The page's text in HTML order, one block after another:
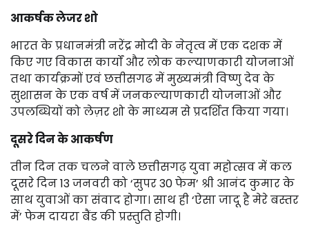
आकर्षक लेजर शो
भारत के प्रधानमंत्री नरेंद्र मोदी के नेतृत्व में एक दशक में
किए गए विकास कार्यों और लोक कल्याणकारी योजनाओं
तथा कार्यक्रमों एवं छत्तीसगढ में मुख्यमंत्री विष्णु देव के
सुशासन के एक वर्ष में जनकल्याणकारी योजनाओं और
उपलब्धियों को लेज़र शो के माध्यम से प्रदर्शित किया गया।
दूसरे दिन के आकर्षण
तीन दिन तक चलने वाले छत्तीसगढ़ युवा महोत्सव में कल
दूसरे दिन 13 जनवरी को ‘सुपर 30 फेम’ श्री आनंद कुमार के
साथ युवाओं का संवाद होगा। साथ ही ‘ऐसा जादू है मेरे बस्तर
में’ फेम दायरा बैंड की प्रस्तुति होगी।